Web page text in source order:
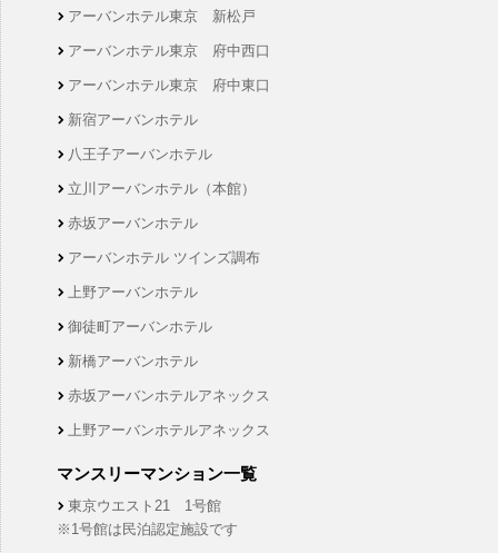
アーバンホテル東京 新松戸
アーバンホテル東京 府中西口
アーバンホテル東京 府中東口
新宿アーバンホテル
八王子アーバンホテル
立川アーバンホテル（本館）
赤坂アーバンホテル
アーバンホテル ツインズ調布
上野アーバンホテル
御徒町アーバンホテル
新橋アーバンホテル
赤坂アーバンホテルアネックス
上野アーバンホテルアネックス
マンスリーマンション一覧
東京ウエスト21 1号館
※1号館は民泊認定施設です